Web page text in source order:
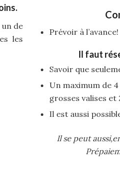
de
les
Prévoir à l’avance!
Il faut
Savoir que
Un maximum de
grosses valises
Il est aussi
Il se peut